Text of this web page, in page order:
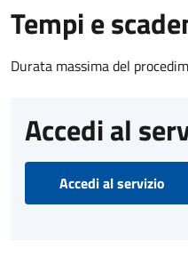
Tempi e
Durata massima del
Accedi al
Accedi al servizio